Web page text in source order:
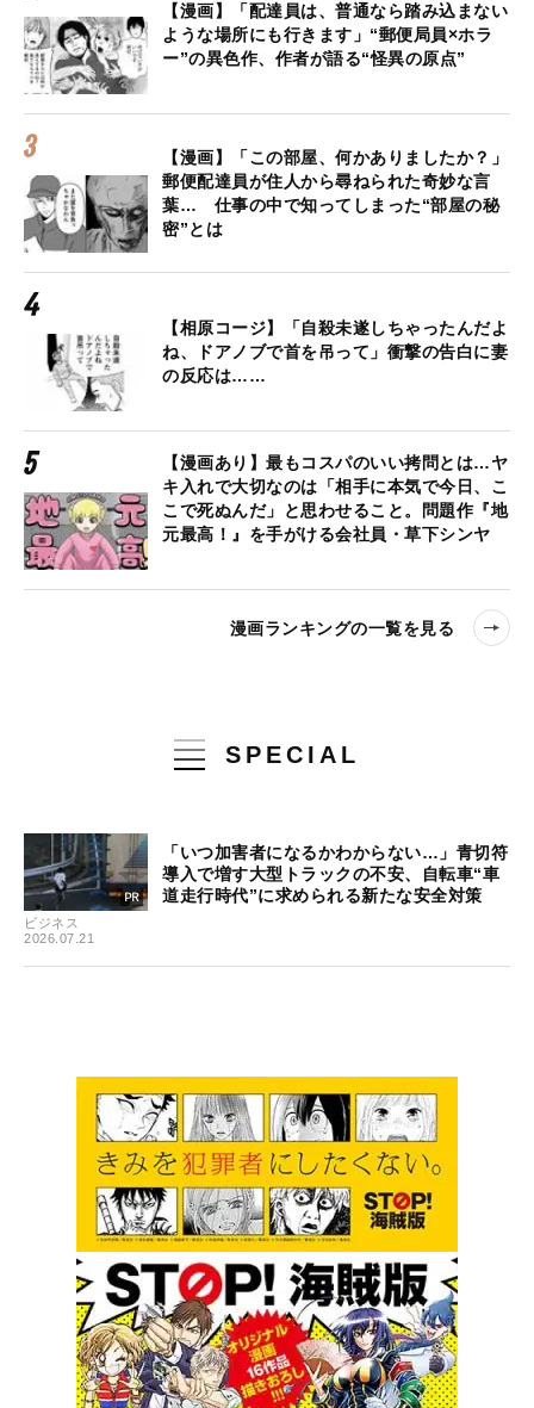
【漫画】「配達員は、普通なら踏み込まない
ような場所にも行きます」“郵便局員×ホラ
ー”の異色作、作者が語る“怪異の原点”
【漫画】「この部屋、何かありましたか？」
郵便配達員が住人から尋ねられた奇妙な言
葉… 仕事の中で知ってしまった“部屋の秘
密”とは
【相原コージ】「自殺未遂しちゃったんだよ
ね、ドアノブで首を吊って」衝撃の告白に妻
の反応は……
【漫画あり】最もコスパのいい拷問とは…ヤ
キ入れで大切なのは「相手に本気で今日、こ
こで死ぬんだ」と思わせること。問題作『地
元最高！』を手がける会社員・草下シンヤ
漫画ランキングの一覧を見る
SPECIAL
ビジネス
2026.07.21
「いつ加害者になるかわからない…」青切符
導入で増す大型トラックの不安、自転車“車
道走行時代”に求められる新たな安全対策